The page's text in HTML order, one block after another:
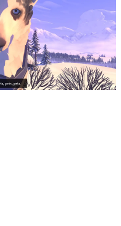
開発者へのインタビューや識者による
の歴史が一望できる決定版！
ゲームクリエイターの青春〜
と箸』等で知られるマンガ家・田中圭
業界レポートマンガです。
面白い？
氏がゲームの魅力を画面や操作の
明かしていく、硬派で骨太な評論連載